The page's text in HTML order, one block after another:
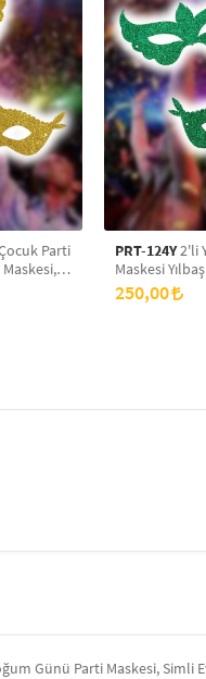
Parti
Maskesi,
Eva
PRT-124Y2'li
Maskesi
Yeni Yıl
Günü Parti
250,00
Günü Parti Maskesi, Simli